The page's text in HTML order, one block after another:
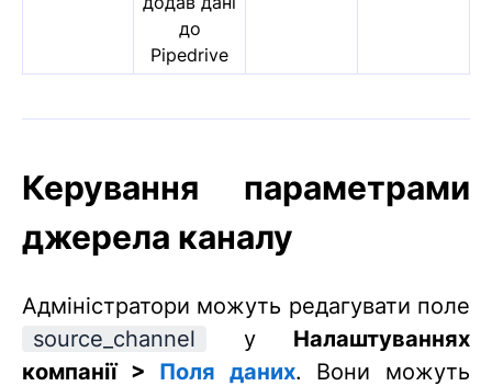
до
Pipedrive
Керування параметрами
джерела каналу
Адміністратори можуть редагувати поле
source_channel
у Налаштуваннях
компанії > Поля даних. Вони можуть